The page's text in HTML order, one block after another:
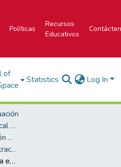
Políticas
Recursos
Educativos
of
Statistics Log In
Campus Tecnológico Local San Carlos
Carrera de Administración de Empresas
Bachillerato en Administración de Empresas
Plan de Negocios para la empresa : SETEC S.A.